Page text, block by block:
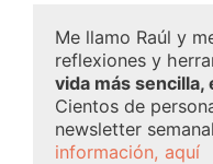
Me llamo Raúl y
reflexiones y
vida más
Cientos de
newsletter
información, aquí